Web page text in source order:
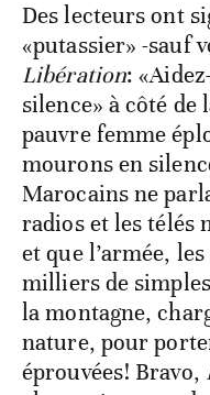
Des lecteurs ont
«putassier» -sauf
Libération:
silence» à côté de
pauvre femme
mourons en
Marocains ne
radios et les télés
et que l’armée,
milliers de
la montagne,
nature, pour
éprouvées! Bravo,